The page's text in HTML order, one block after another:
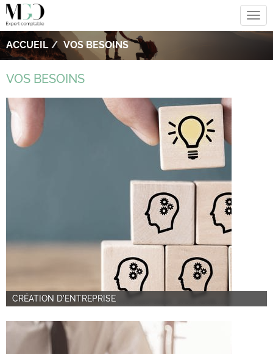
ACCUEIL
VOS BESOINS
VOS BESOINS
CRÉATION D'ENTREPRISE